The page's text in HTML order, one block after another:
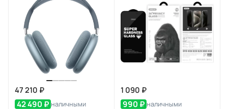
47 210 ₽
42 490 ₽ наличными
1 090 ₽
990 ₽ наличными